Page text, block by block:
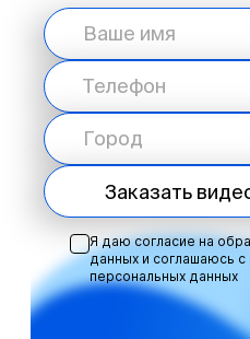
Заказать
Я даю согласие на
данных и соглашаюсь с
персональных данных